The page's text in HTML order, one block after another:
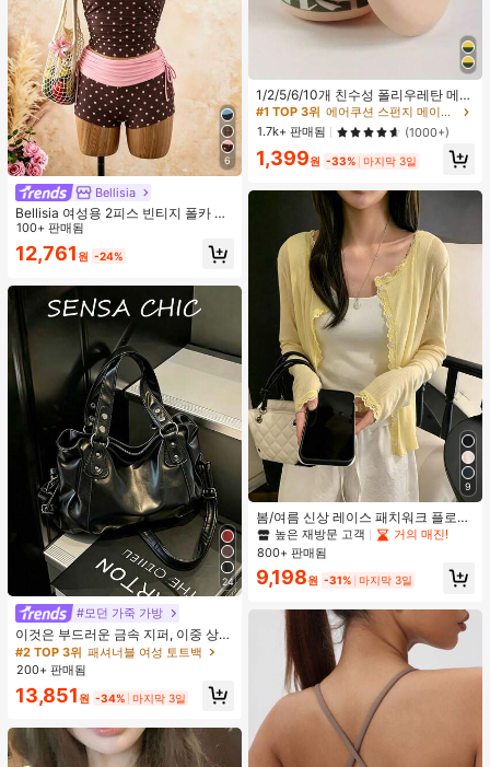
6
Bellisia
Bellisia 여성용 2피스 빈티지 폴카 도
트 프린트 스파게티 스트랩 탱크 탑 및
드로스트링 반바지 비키니 세트, 여름
해변 휴가에 적합
100+ 판매됨
12,761 원 -24%
24
#모던 가죽 가방
이것은 부드러운 금속 지퍼, 이중 상단
손잡이, 조절 가능한 긴 어깨 스트랩이
특징인 세련되고 미니멀한 블랙 대용
량 여성용 핸드백입니다. 여성들은 어
깨에 메거나, 크로스백으로 메거나, 손
으로 들 수 있습니다. 이 가방은 꼼꼼
하게 바느질되어 출퇴근, 쇼핑, 출장,
사무실 사용 및 일상적인 출퇴근에 적
합합니다.
#2 TOP 3위 패셔너블 여성 토트백
200+ 판매됨
13,851 원 -34% 마지막 3일
1/2/5/6/10개 친수성 폴리우레탄 메이
크업 스펀지 세트, 부드러운 파우더 퍼
프, 얼굴, 파운데이션 및 컨실러 블렌
딩 도구에 적합, 다기능 건식/습식 사
용, 유니섹스, 메이크업, 저렴한, 방 장
식, 화장대, 여행, 침실, 메이크업 액세
퍼프, 메이크업 스펀지, 저렴한, 스타
킹 스터퍼, 메이크업, 메이크업 도구,
저렴한 물건, 선물, 여성용 선물, 크리
스마스 선물, 경품, 여행, 저렴한 물건,
여행 필수품
높은 재방문 고객
#1 TOP 3위
에어쿠션 스펀지 메이크업 퍼프 & 스폰지
높은 재방문 고객
#1 TOP 3위
에어쿠션 스펀지 메이크업 퍼프 & 스폰지
높은 재방문 고객
#1 TOP 3위
에어쿠션 스펀지 메이크업 퍼프 & 스폰지
높은 재방문 고객
1.7k+ 판매됨 (1000+)
1,399원 -33% 마지막 3일
9
봄/여름 신상 레이스 패치워크 플로럴
트림 소프트 니트 가디건 경량 재킷 탑
여성용, 코티지코어 옐로우
높은 재방문 고객
거의 매진!
800+ 판매됨
9,198원 -31% 마지막 3일